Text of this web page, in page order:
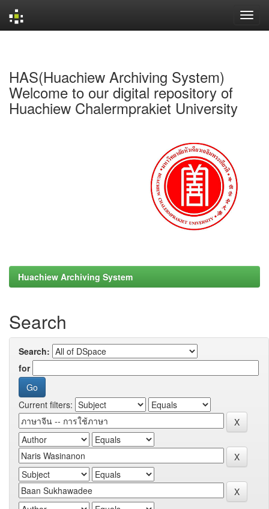
HAS(Huachiew Archiving System)
Welcome to our digital repository of
Huachiew Chalermprakiet University
Huachiew Archiving System
Search
Search:
for
Current filters: